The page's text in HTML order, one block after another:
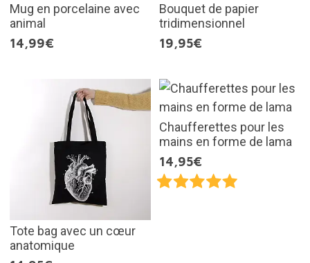
Mug en porcelaine avec
animal
14,99€
Bouquet de papier
tridimensionnel
19,95€
Tote bag avec un cœur
anatomique
Chaufferettes pour les
mains en forme de lama
14,95€